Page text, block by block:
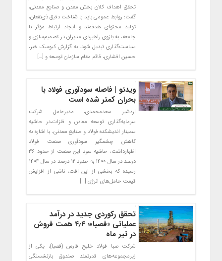
تحقق اهداف کلان بخش معدن و صنایع معدنی،
گفت: روابط عمومی باید با شناخت دقیق ذی‌نفعان،
تولید محتوای هدفمند و ایجاد ارتباط مؤثر با
جامعه، به بازوی راهبردی مدیران در تصمیم‌سازی و
سیاست‌گذاری تبدیل شود. به گزارش کیوسک خبر،
حسین افشاری، قائم‌ مقام سازمان توسعه و […]
ویدئو | فاصله سودآوری فولاد با
بحران کمتر شده است
اردشیر سعدمحمدی، مدیرعامل شرکت
سرمایه‌گذاری توسعه معادن و فلزات،در حاشیه
سمینار اندیشکده فولاد و صنایع معدنی، با اشاره به
کاهش چشمگیر سودآوری صنعت فولاد
اظهارداشت: حاشیه سود این صنعت از حدود ۳۶
درصد در سال ۱۴۰۰ به حدود ۱۲ درصد در سال ۱۴۰۴
رسیده که بخشی از این افت، ناشی از افزایش
قیمت حامل‌های انرژی […]
تحقق رکوردی جدید در درآمد
عملیاتی «فصبا»؛ ۴٫۴ همت فروش
در تیر ماه
شرکت صبا فولاد خلیج فارس (فصبا)، یکی از
زیرمجموعه‌های قدرتمند صندوق بازنشستگی